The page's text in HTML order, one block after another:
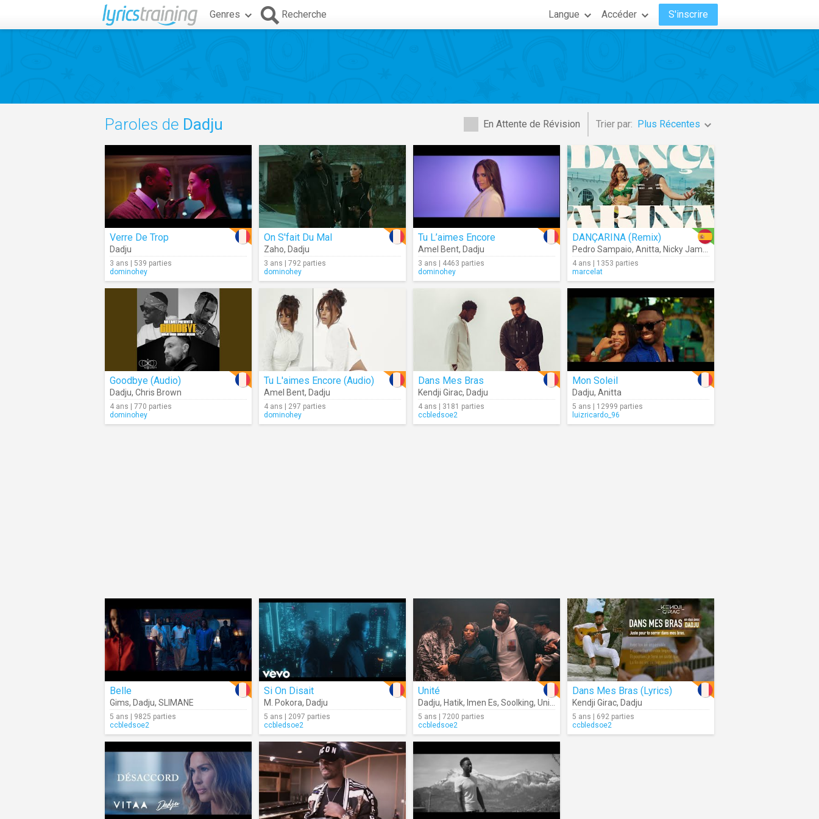
Genres Recherche Langue Accéder S'inscrire
En Attente de Révision Trier par: Plus Récentes
Paroles de Dadju
Verre De Trop
Dadju
3 ans | 539 parties
dominohey
On S'fait Du Mal
Zaho, Dadju
3 ans | 792 parties
dominohey
Tu L’aimes Encore
Amel Bent, Dadju
3 ans | 4463 parties
dominohey
DANÇARINA (Remix)
Pedro Sampaio, Anitta, Nicky Jam
4 ans | 1353 parties
marcelat
Goodbye (Audio)
Dadju, Chris Brown
4 ans | 770 parties
dominohey
Tu L'aimes Encore (Audio)
Amel Bent, Dadju
4 ans | 297 parties
dominohey
Dans Mes Bras
Kendji Girac, Dadju
4 ans | 3181 parties
ccbledsoe2
Mon Soleil
Dadju, Anitta
5 ans | 12999 parties
luizricardo_96
Belle
Gims, Dadju, SLIMANE
5 ans | 9825 parties
ccbledsoe2
Si On Disait
M. Pokora, Dadju
5 ans | 2097 parties
ccbledsoe2
Unité
Dadju, Hatik, Imen Es, Soolking, Unité
5 ans | 7200 parties
ccbledsoe2
Dans Mes Bras (Lyrics)
Kendji Girac, Dadju
5 ans | 692 parties
ccbledsoe2